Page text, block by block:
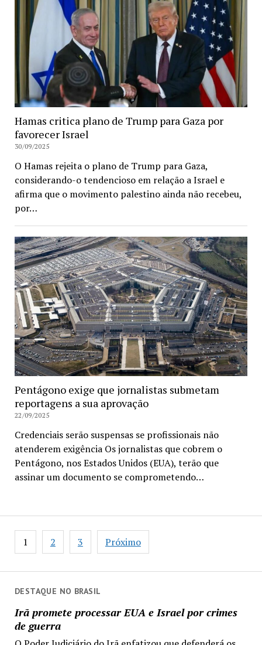
DESTAQUE NO BRASIL
Irã promete processar EUA e Israel por crimes
de guerra
Hamas critica plano de Trump para Gaza por
favorecer Israel
30/09/2025
O Hamas rejeita o plano de Trump para Gaza,
considerando-o tendencioso em relação a Israel e
afirma que o movimento palestino ainda não recebeu,
por…
Pentágono exige que jornalistas submetam
reportagens a sua aprovação
22/09/2025
Credenciais serão suspensas se profissionais não
atenderem exigência Os jornalistas que cobrem o
Pentágono, nos Estados Unidos (EUA), terão que
assinar um documento se comprometendo…
Paginação
de
1 2 3 Próximo